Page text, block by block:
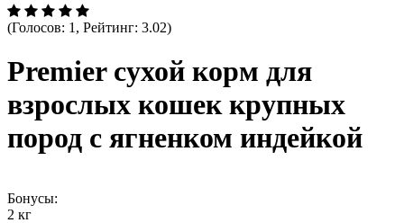
(Голосов: 1, Рейтинг: 3.02)
Premier сухой корм для
взрослых кошек крупных
пород с ягненком индейкой
Бонусы:
2 кг